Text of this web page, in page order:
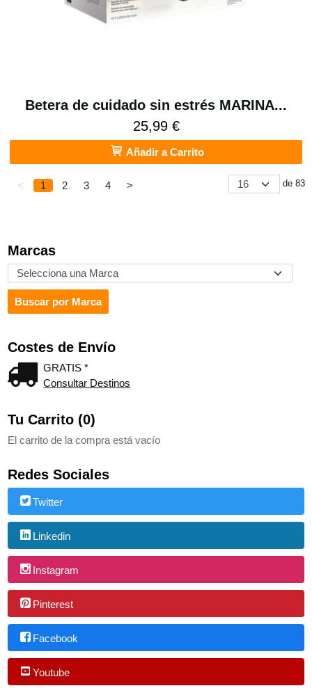
Marcas
Costes de Envío
GRATIS *
Consultar Destinos
Tu Carrito (0)
El carrito de la compra está vacío
Redes Sociales
Twitter
Linkedin
Instagram
Pinterest
Facebook
Youtube
Betera de cuidado sin estrés MARINA...
25,99 €
Añadir a Carrito
< 1 2 3 4 > de 83